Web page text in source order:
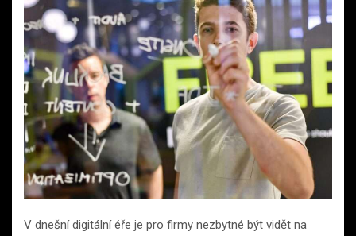
V dnešní digitální éře je pro firmy nezbytné být vidět na